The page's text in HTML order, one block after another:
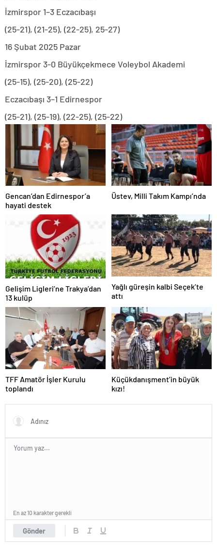
İzmirspor 1–3 Eczacıbaşı
(25-21), (21-25), (22-25), 25-27)
16 Şubat 2025 Pazar
İzmirspor 3-0 Büyükçekmece Voleybol Akademi
(25-15), (25-20), (25-22)
Eczacıbaşı 3–1 Edirnespor
(25-21), (25-19), (22-25), (25-22)
Gencan’dan Edirnespor’a
hayati destek
Üstev, Milli Takım Kampı’nda
Gelişim Ligleri’ne Trakya’dan
13 kulüp
Yağlı güreşin kalbi Seçek’te
attı
TFF Amatör İşler Kurulu
toplandı
Küçükdanışment’in büyük
kızı!
Gönder
En az 10 karakter gerekli